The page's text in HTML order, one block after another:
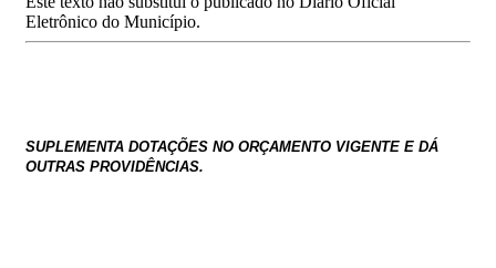
Eletrônico do Município.
SUPLEMENTA DOTAÇÕES NO ORÇAMENTO VIGENTE E DÁ
OUTRAS PROVIDÊNCIAS.